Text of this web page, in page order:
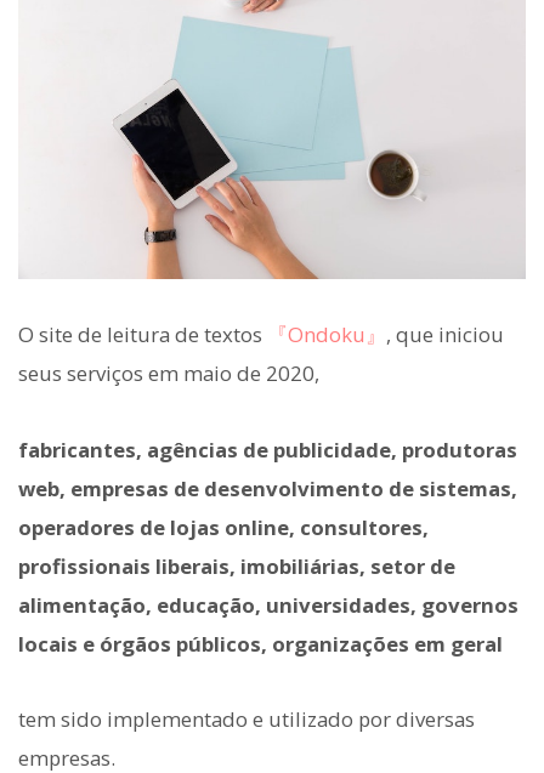
O site de leitura de textos 『Ondoku』 , que iniciou
seus serviços em maio de 2020,
fabricantes, agências de publicidade, produtoras
web, empresas de desenvolvimento de sistemas,
operadores de lojas online, consultores,
profissionais liberais, imobiliárias, setor de
alimentação, educação, universidades, governos
locais e órgãos públicos, organizações em geral
tem sido implementado e utilizado por diversas
empresas.